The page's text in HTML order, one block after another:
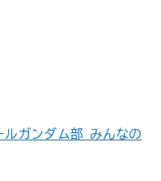
ルガンダム部 みんなの